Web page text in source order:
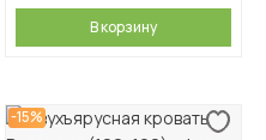
В корзину
-15%